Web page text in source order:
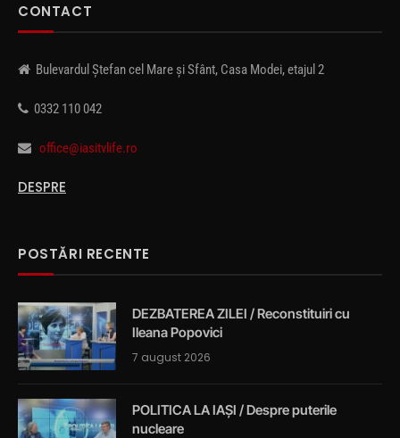
CONTACT
Bulevardul Ștefan cel Mare și Sfânt, Casa Modei, etajul 2
0332 110 042
office@iasitvlife.ro
DESPRE
POSTĂRI RECENTE
DEZBATEREA ZILEI / Reconstituiri cu
Ileana Popovici
7 august 2026
POLITICA LA IAȘI / Despre puterile
nucleare